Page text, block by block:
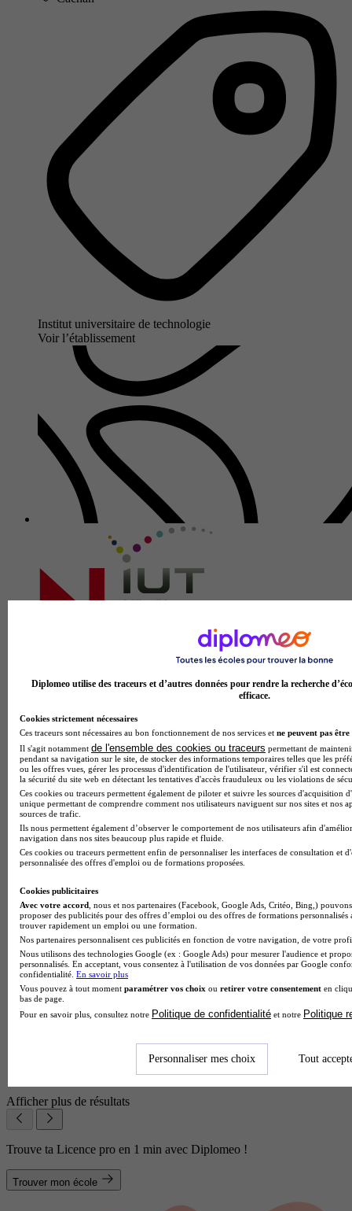
Institut universitaire de technologie
Voir l’établissement
3.6
5 avis
Ville-d'Avray
Institut universitaire de technologie
Afficher plus de résultats
Trouve ta Licence pro en 1 min avec Diplomeo !
Trouver mon école
Diplomeo utilise des traceurs et d’autres données pour rendre la recherche
efficace.
Cookies strictement nécessaires
Ces traceurs sont nécessaires au bon fonctionnement de nos services et ne peuvent pas être
Il s'agit notamment de l'ensemble des cookies ou traceurs permettant de
pendant sa navigation sur le site, de stocker des informations temporaires telles que les
ou les offres vues, gérer les processus d'identification de l'utilisateur, vérifier s'il est
la sécurité du site web en détectant les tentatives d'accès frauduleux ou les violations de
Ces cookies ou traceurs permettent également de piloter et suivre les sources d'acquisition
unique permettant de comprendre comment nos utilisateurs naviguent sur nos sites et nos
sources de trafic.
Ils nous permettent également d’observer le comportement de nos utilisateurs afin
navigation dans nos sites beaucoup plus rapide et fluide.
Ces cookies ou traceurs permettent enfin de personnaliser les interfaces de consultation et
personnalisée des offres d'emploi ou de formations proposées.
Cookies publicitaires
Avec votre accord , nous et nos partenaires (Facebook, Google Ads, Critéo, Bing,)
proposer des publicités pour des offres d’emploi ou des offres de formations
trouver rapidement un emploi ou une formation.
Nos partenaires personnalisent ces publicités en fonction de votre navigation, de votre
Nous utilisons des technologies Google (ex : Google Ads) pour mesurer l'audience et
personnalisés. En acceptant, vous consentez à l'utilisation de vos données par Google
confidentialité. En savoir plus
Vous pouvez à tout moment paramétrer vos choix ou retirer votre consentement en
bas de page.
Pour en savoir plus, consultez notre Politique de confidentialité et notre Politique
Personnaliser mes choix Tout